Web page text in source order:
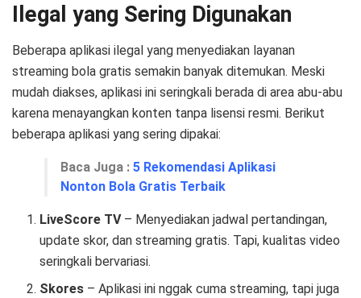
Ilegal yang Sering Digunakan
Beberapa aplikasi ilegal yang menyediakan layanan
streaming bola gratis semakin banyak ditemukan. Meski
mudah diakses, aplikasi ini seringkali berada di area abu-abu
karena menayangkan konten tanpa lisensi resmi. Berikut
beberapa aplikasi yang sering dipakai:
Baca Juga : 5 Rekomendasi Aplikasi
Nonton Bola Gratis Terbaik
LiveScore TV– Menyediakan jadwal pertandingan,
update skor, dan streaming gratis. Tapi, kualitas video
seringkali bervariasi.
Skores – Aplikasi ini nggak cuma streaming, tapi juga